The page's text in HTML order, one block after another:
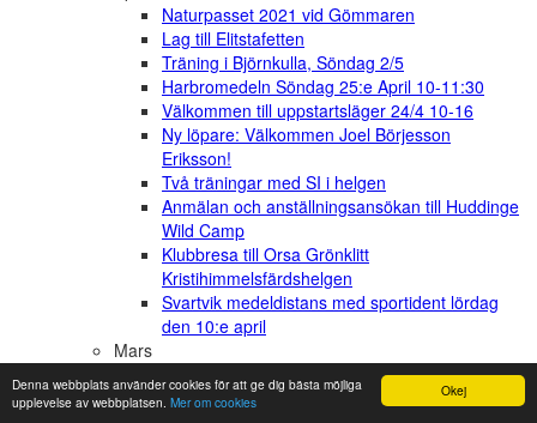
Okej
Denna webbplats använder cookies för att ge dig bästa möjliga
upplevelse av webbplatsen. Mer om cookies
Naturpasset 2021 vid Gömmaren
Lag till Elitstafetten
Träning i Björnkulla, Söndag 2/5
Harbromedeln Söndag 25:e April 10-11:30
Välkommen till uppstartsläger 24/4 10-16
Ny löpare: Välkommen Joel Börjesson
Eriksson!
Två träningar med SI i helgen
Anmälan och anställningsansökan till Huddinge
Wild Camp
Klubbresa till Orsa Grönklitt
Kristihimmelsfärdshelgen
Svartvik medeldistans med sportident lördag
den 10:e april
Mars
Påskorientering för hela klubben
Årets barn- och ungdomsförening i Stockholm